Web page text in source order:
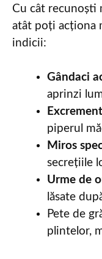
Cu cât recunoști
atât poți acționa
indicii:
Gândaci
aprinzi
piperul
Miros
secrețiile
Urme de
lăsate
Pete de
plintelor,